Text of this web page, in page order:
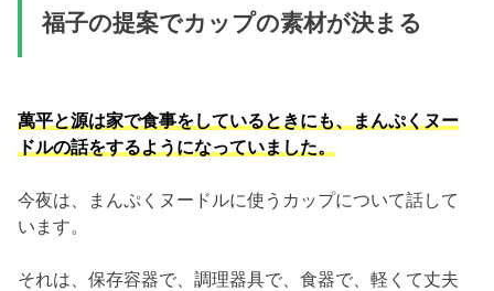
福子の提案でカップの素材が決まる
萬平と源は家で食事をしているときにも、まんぷくヌー
ドルの話をするようになっていました。
今夜は、まんぷくヌードルに使うカップについて話して
います。
それは、保存容器で、調理器具で、食器で、軽くて丈夫